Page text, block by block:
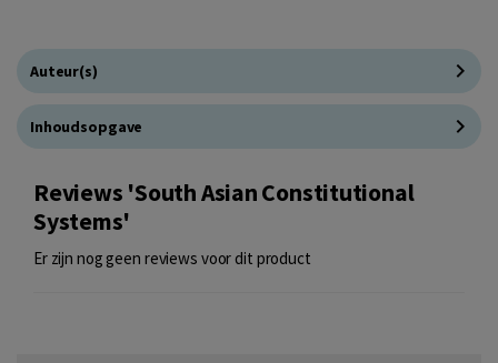
Auteur(s)
Inhoudsopgave
Reviews 'South Asian Constitutional
Systems'
Er zijn nog geen reviews voor dit product